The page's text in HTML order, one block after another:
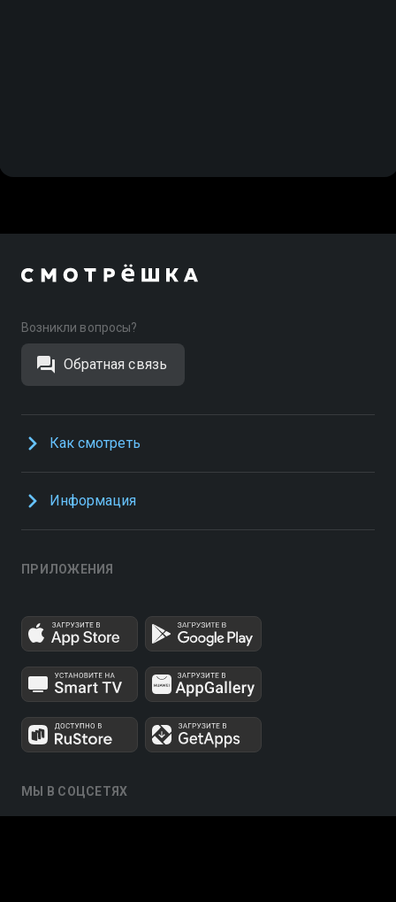
Возникли вопросы?
Обратная связь
Как смотреть
Информация
ПРИЛОЖЕНИЯ
МЫ В СОЦСЕТЯХ